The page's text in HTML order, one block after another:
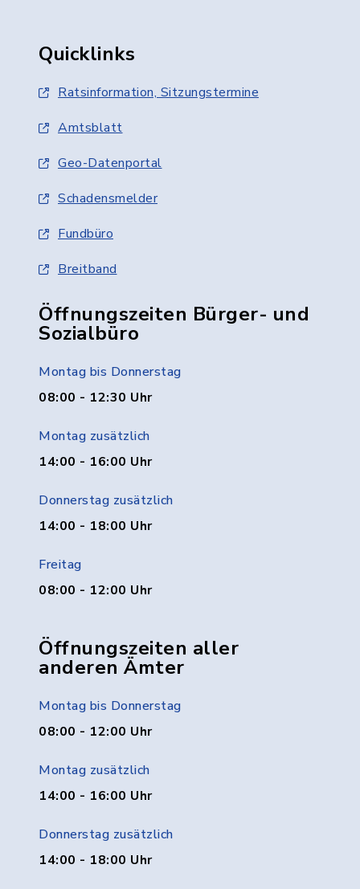
Quicklinks
Ratsinformation, Sitzungstermine
Amtsblatt
Geo-Datenportal
Schadensmelder
Fundbüro
Breitband
Öffnungszeiten Bürger- und
Sozialbüro
Montag bis Donnerstag
08:00 - 12:30 Uhr
Montag zusätzlich
14:00 - 16:00 Uhr
Donnerstag zusätzlich
14:00 - 18:00 Uhr
Freitag
08:00 - 12:00 Uhr
Öffnungszeiten aller
anderen Ämter
Montag bis Donnerstag
08:00 - 12:00 Uhr
Montag zusätzlich
14:00 - 16:00 Uhr
Donnerstag zusätzlich
14:00 - 18:00 Uhr